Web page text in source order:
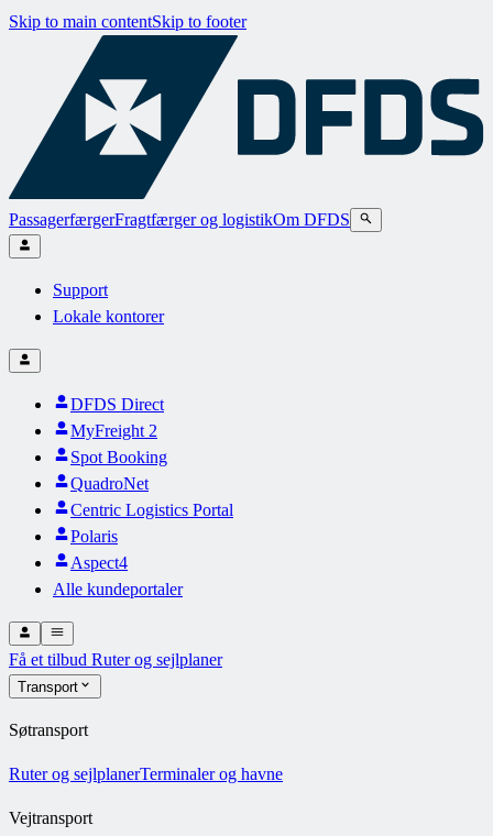
Skip to main contentSkip to footer
PassagerfærgerFragtfærger og logistikOm DFDS
Support
Lokale kontorer
DFDS Direct
MyFreight 2
Spot Booking
QuadroNet
Centric Logistics Portal
Polaris
Aspect4
Alle kundeportaler
Få et tilbud Ruter og sejlplaner
Transport
Søtransport
Ruter og sejlplanerTerminaler og havne
Vejtransport